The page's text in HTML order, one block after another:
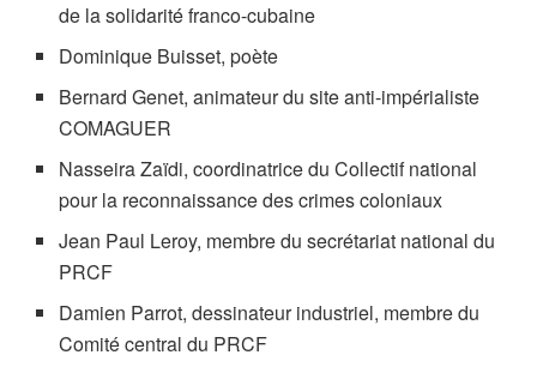
de la solidarité franco-cubaine
Dominique Buisset, poète
Bernard Genet, animateur du site anti-impérialiste
COMAGUER
Nasseira Zaïdi, coordinatrice du Collectif national
pour la reconnaissance des crimes coloniaux
Jean Paul Leroy, membre du secrétariat national du
PRCF
Damien Parrot, dessinateur industriel, membre du
Comité central du PRCF